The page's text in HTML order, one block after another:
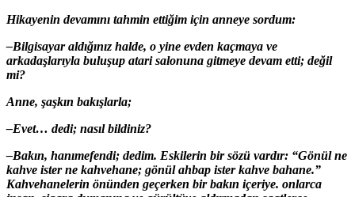
Hikayenin devamını tahmin ettiğim için anneye sordum:
–Bilgisayar aldığınız halde, o yine evden kaçmaya ve
arkadaşlarıyla buluşup atari salonuna gitmeye devam etti; değil
mi?
Anne, şaşkın bakışlarla;
–Evet… dedi; nasıl bildiniz?
–Bakın, hanımefendi; dedim. Eskilerin bir sözü vardır: “Gönül ne
kahve ister ne kahvehane; gönül ahbap ister kahve bahane.”
Kahvehanelerin önünden geçerken bir bakın içeriye. onlarca